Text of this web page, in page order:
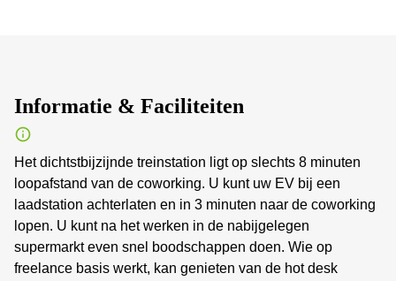
Informatie & Faciliteiten
Het dichtstbijzijnde treinstation ligt op slechts 8 minuten
loopafstand van de coworking. U kunt uw EV bij een
laadstation achterlaten en in 3 minuten naar de coworking
lopen. U kunt na het werken in de nabijgelegen
supermarkt even snel boodschappen doen. Wie op
freelance basis werkt, kan genieten van de hot desk